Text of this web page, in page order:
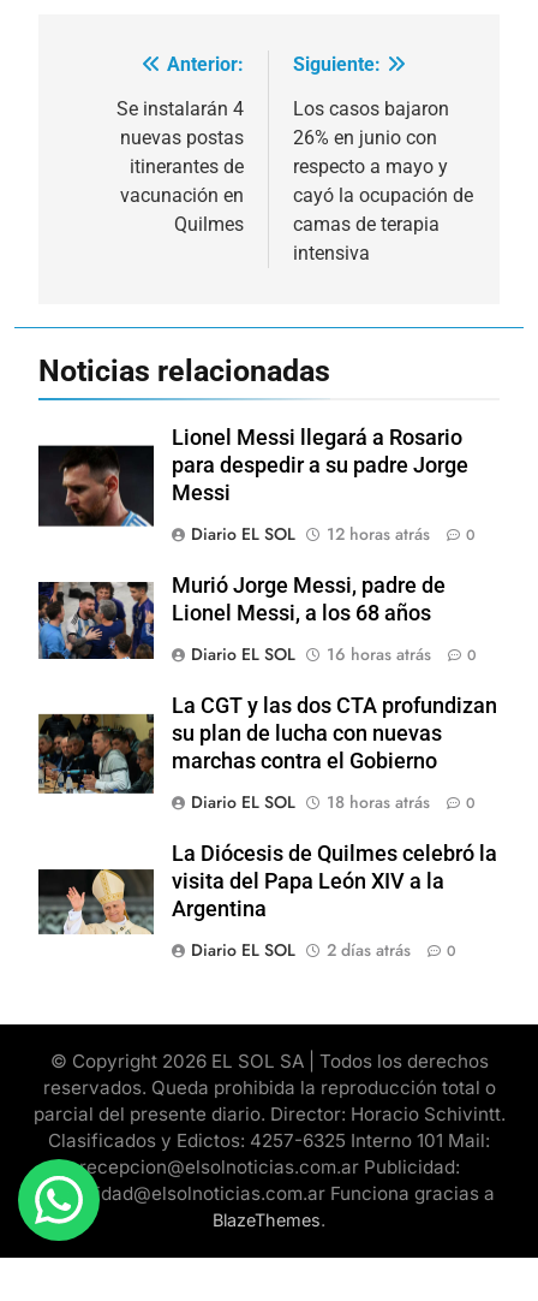
Navegación
entradas
Anterior:
Se instalarán 4
nuevas postas
itinerantes de
vacunación en
Quilmes
Siguiente:
Los casos bajaron
26% en junio con
respecto a mayo y
cayó la ocupación de
camas de terapia
intensiva
Noticias relacionadas
Lionel Messi llegará a Rosario
para despedir a su padre Jorge
Messi
Diario EL SOL
12 horas atrás 0
Murió Jorge Messi, padre de
Lionel Messi, a los 68 años
Diario EL SOL
16 horas atrás 0
La CGT y las dos CTA profundizan
su plan de lucha con nuevas
marchas contra el Gobierno
Diario EL SOL
18 horas atrás 0
La Diócesis de Quilmes celebró la
visita del Papa León XIV a la
Argentina
Diario EL SOL
2 días atrás 0
© Copyright 2026 EL SOL SA | Todos los derechos
reservados. Queda prohibida la reproducción total o
parcial del presente diario. Director: Horacio Schivintt.
Clasificados y Edictos: 4257-6325 Interno 101 Mail:
recepcion@elsolnoticias.com.ar Publicidad:
publicidad@elsolnoticias.com.ar Funciona gracias a
BlazeThemes.